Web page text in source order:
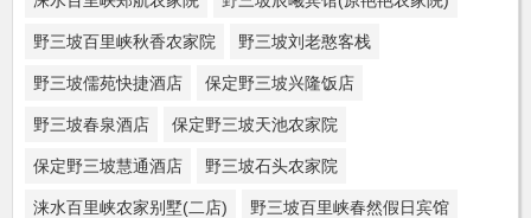
野三坡百里峡秋香农家院 野三坡刘老憨客栈
野三坡儒苑快捷酒店 保定野三坡兴隆饭店
野三坡春泉酒店 保定野三坡天池农家院
保定野三坡慧通酒店 野三坡石头农家院
涞水百里峡农家别墅(二店) 野三坡百里峡春然假日宾馆